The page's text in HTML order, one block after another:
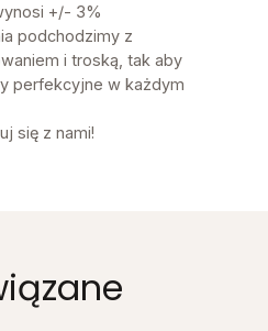
+/- 3%
podchodzimy z
i troską, tak aby
perfekcyjne w każdym
się z nami!